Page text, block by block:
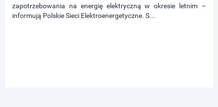
zapotrzebowania na energię elektryczną w okresie letnim –
informują Polskie Sieci Elektroenergetyczne. S...